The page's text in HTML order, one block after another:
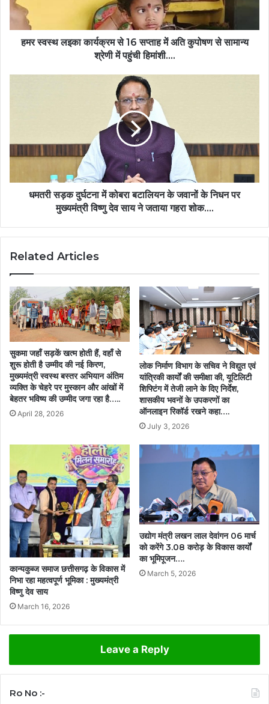
सप्ताह
अति
कुपोषणहमर स्वस्थ लइका कार्यक्रम से 16 सप्ताह में अति कुपोषण से सामान्य
श्रेणी में पहुंची हिमांशी….
बटालियन
के
के
साय
गहरा
शोक….
धमतरी सड़क दुर्घटना में कोबरा बटालियन के जवानों के निधन पर
मुख्यमंत्री विष्णु देव साय ने जताया गहरा शोक….
Related Articles
सुकमा जहाँ सड़कें खत्म होती हैं, वहाँ से
शुरू होती है उम्मीद की नई किरण,
मुख्यमंत्री स्वस्थ बस्तर अभियान अंतिम
व्यक्ति के चेहरे पर मुस्कान और आंखों में
बेहतर भविष्य की उम्मीद जगा रहा है…..
April 28, 2026
लोक निर्माण विभाग के सचिव ने विद्युत एवं
यांत्रिकी कार्यों की समीक्षा की, यूटिलिटी
शिफ्टिंग में तेजी लाने के दिए निर्देश,
शासकीय भवनों के उपकरणों का
ऑनलाइन रिकॉर्ड रखने कहा….
July 3, 2026
कान्यकुब्ज समाज छत्तीसगढ़ के विकास में
निभा रहा महत्वपूर्ण भूमिका : मुख्यमंत्री
विष्णु देव साय
March 16, 2026
उद्योग मंत्री लखन लाल देवांगन 06 मार्च
को करेंगे 3.08 करोड़ के विकास कार्यों
का भूमिपूजन….
March 5, 2026
Leave a Reply
Ro No :-